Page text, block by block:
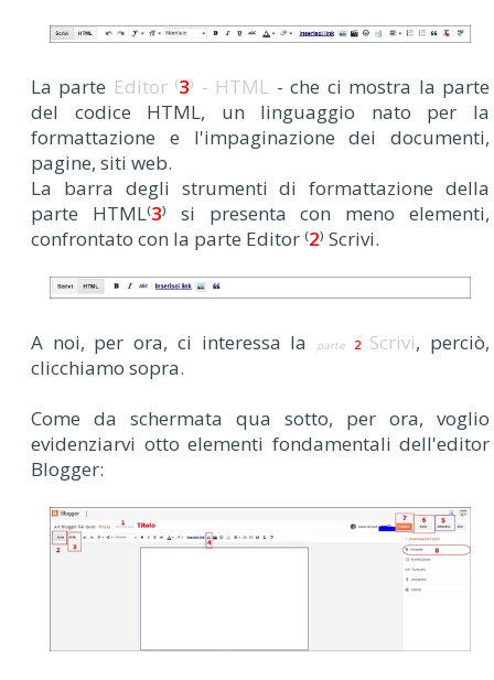
La parte Editor ⁽3⁾ - HTML - che ci mostra la parte
del codice HTML, un linguaggio nato per la
formattazione e l'impaginazione dei documenti,
pagine, siti web.
La barra degli strumenti di formattazione della
parte HTML⁽3⁾ si presenta con meno elementi,
confrontato con la parte Editor ⁽2⁾ Scrivi.
A noi, per ora, ci interessa la parte 2Scrivi, perciò,
clicchiamo sopra.
Come da schermata qua sotto, per ora, voglio
evidenziarvi otto elementi fondamentali dell'editor
Blogger: